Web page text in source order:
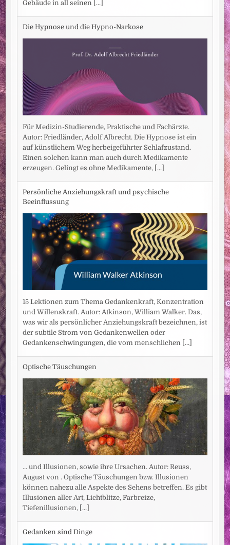
Gebäude in all seinen [...]
Die Hypnose und die Hypno-Narkose
Für Medizin-Studierende, Praktische und Fachärzte.
Autor: Friedländer, Adolf Albrecht. Die Hypnose ist ein
auf künstlichem Weg herbeigeführter Schlafzustand.
Einen solchen kann man auch durch Medikamente
erzeugen. Gelingt es ohne Medikamente,
[...]
Persönliche Anziehungskraft und psychische
Beeinflussung
15 Lektionen zum Thema Gedankenkraft, Konzentration
und Willenskraft. Autor: Atkinson, William Walker. Das,
was wir als persönlicher Anziehungskraft bezeichnen, ist
der subtile Strom von Gedankenwellen oder
Gedankenschwingungen, die vom menschlichen
[...]
Optische Täuschungen
... und Illusionen, sowie ihre Ursachen. Autor: Reuss,
August von . Optische Täuschungen bzw. Illusionen
können nahezu alle Aspekte des Sehens betreffen. Es gibt
Illusionen aller Art, Lichtblitze, Farbreize,
Tiefenillusionen,
[...]
Gedanken sind Dinge